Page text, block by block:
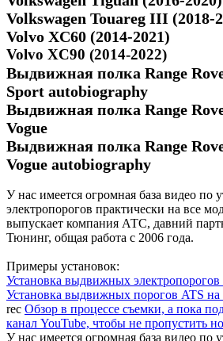
Volkswagen Touareg III (2018-
Volvo XC60 (2014-2021)
Volvo XC90 (2014-2022)
Выдвижная полка Range
Sport autobiography
Выдвижная полка Range
Vogue
Выдвижная полка Range
Vogue autobiography
У нас имеется огромная база видео по
электропорогов практически на все
выпускает компания АТС, давний
Тюнинг, общая работа с 2006 года.
Примеры установок:
Установка выдвижных
Установка выдвижных порогов ATS на
rec Обзор в процессе съемки, а пока
канал YouTube, чтобы не пропустить
У нас имеется огромная база видео по